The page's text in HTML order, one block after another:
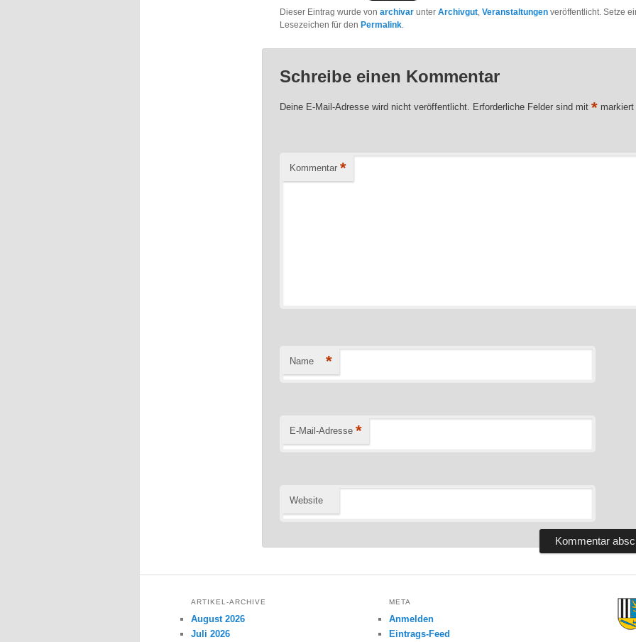
Dieser Eintrag wurde vonarchivar unterArchivgut ,Veranstaltungen veröffentlicht. Setze
Lesezeichen für denPermalink
Schreibe einen Kommentar
Deine E-Mail-Adresse wird nicht veröffentlicht. Erforderliche Felder sind mit* markiert
Kommentar *
Name *
E-Mail-Adresse *
Website
ARTIKEL-ARCHIVE
August 2026
Juli 2026
META
Anmelden
Eintrags-Feed